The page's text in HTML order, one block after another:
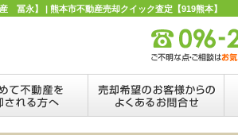
冨永】 | 熊本市不動産売却クイック査定【919熊本】